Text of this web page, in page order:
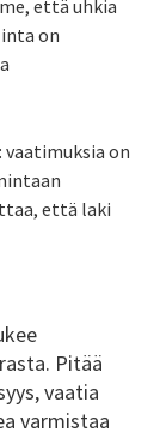
että uhkia
on
on
että laki
Pitää
vaatia
varmistaa